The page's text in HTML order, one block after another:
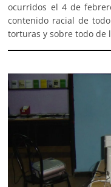
ocurridos el 4 de
contenido racial de
torturas y sobre todo de